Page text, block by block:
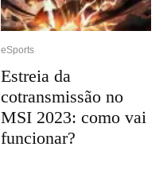
eSports
Estreia da
cotransmissão no
MSI 2023: como vai
funcionar?